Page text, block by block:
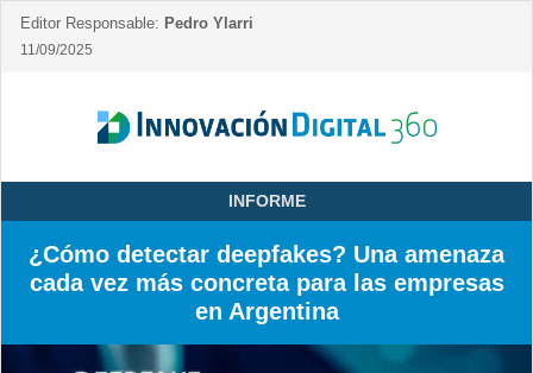
Editor Responsable: Pedro Ylarri
11/09/2025
INFORME
¿Cómo detectar deepfakes? Una amenaza
cada vez más concreta para las empresas
en Argentina